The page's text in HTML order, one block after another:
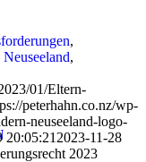
,
,
01/Eltern-
peterhahn.co.nz/wp-
neuseeland-logo-
20:05:21 2023-11-28
2023